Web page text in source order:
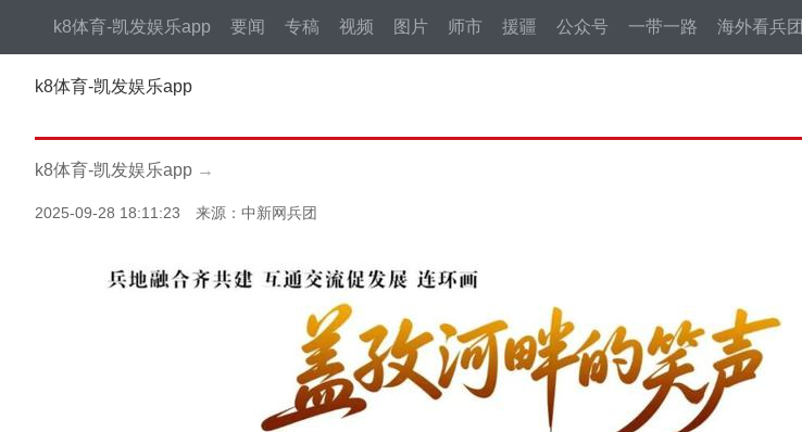
k8体育-凯发娱乐app 要闻 专稿 视频 图片 师市 援疆 公众号 一带一路 海外看兵团
k8体育-凯发娱乐app
k8体育-凯发娱乐app →
2025-09-28 18:11:23 来源：中新网兵团